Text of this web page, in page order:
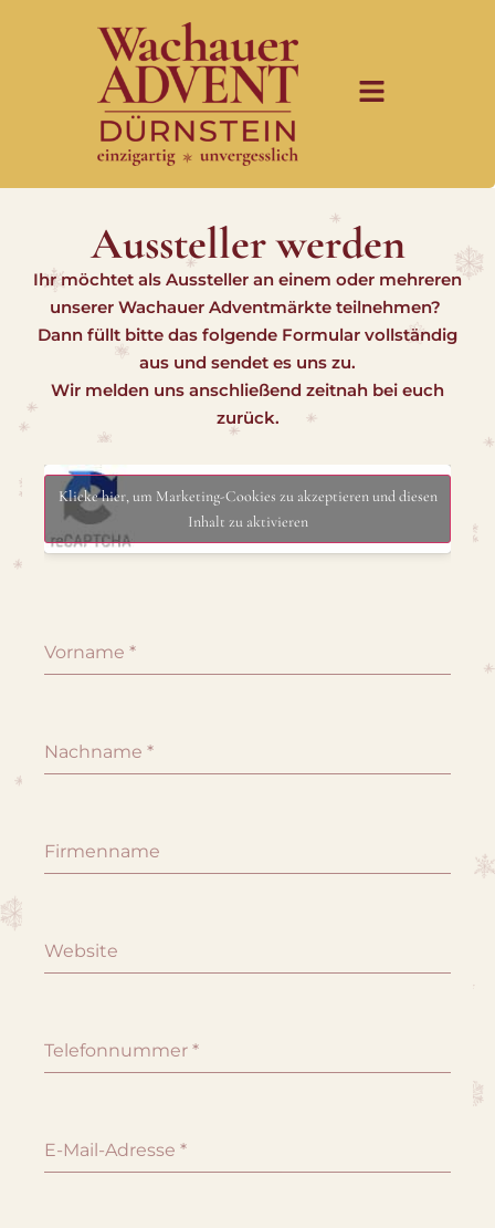
Aussteller werden
Ihr möchtet als Aussteller an einem oder mehreren
unserer Wachauer Adventmärkte teilnehmen?
Dann füllt bitte das folgende Formular vollständig
aus und sendet es uns zu.
Wir melden uns anschließend zeitnah bei euch
zurück.
Klicke hier, um Marketing-Cookies zu akzeptieren und diesen
Inhalt zu aktivieren
Vorname *
Nachname *
Firmenname
Website
Telefonnummer *
E-Mail-Adresse *